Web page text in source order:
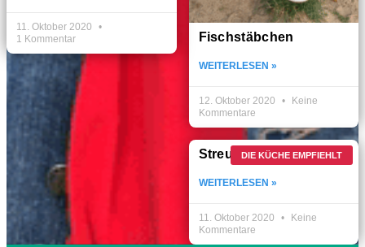
Fischstäbchen
WEITERLESEN »
12. Oktober 2020
Keine
Kommentare
11. Oktober 2020
1 Kommentar
DIE KÜCHE EMPFIEHLT
Streuselbrot
WEITERLESEN »
11. Oktober 2020
Keine
Kommentare